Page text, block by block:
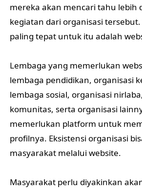
mereka akan mencari tahu lebih
kegiatan dari organisasi
paling tepat untuk itu adalah
Lembaga yang memerlukan
lembaga pendidikan, organisasi
lembaga sosial, organisasi
komunitas, serta organisasi
memerlukan platform untuk
profilnya. Eksistensi organisasi
masyarakat melalui website.
Masyarakat perlu diyakinkan